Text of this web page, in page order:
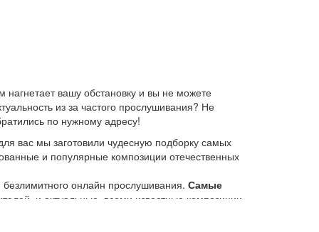
вашу обстановку и вы не можете
из за частого прослушивания? Не
по нужному адресу!
вас мы заготовили чудесную подборку самых
и популярные композиции отечественных
онлайн прослушивания. Самые
и актуальные, всеми известные композиции